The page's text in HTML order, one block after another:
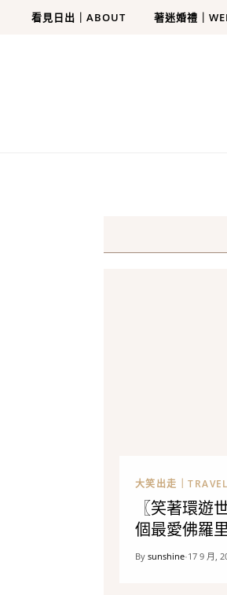
Skip to content
看見日出｜ABOUT 著迷婚禮｜
大笑出走｜TRAVEL
〖笑著環遊
個最愛佛羅
By sunshine•17 9 月,